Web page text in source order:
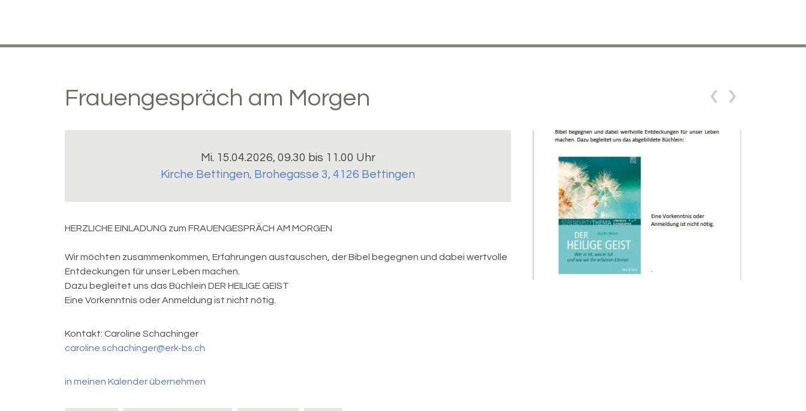
Frauengespräch am Morgen
Mi. 15.04.2026, 09.30 bis 11.00 Uhr
Kirche Bettingen, Brohegasse 3, 4126 Bettingen
HERZLICHE EINLADUNG zum FRAUENGESPRÄCH AM MORGEN
Wir möchten zusammenkommen, Erfahrungen austauschen, der Bibel begegnen und dabei wertvolle
Entdeckungen für unser Leben machen.
Dazu begleitet uns das Büchlein DER HEILIGE GEIST
Eine Vorkenntnis oder Anmeldung ist nicht nötig.
Kontakt: Caroline Schachinger
caroline.schachinger@erk-bs.ch
in meinen Kalender übernehmen